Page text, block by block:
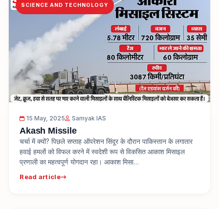
SCIENCE AND TECHNOLOGY
15 May, 2025 Samyak IAS
Akash Missile
चर्चा में क्यों? पिछले सप्ताह ऑपरेशन सिंदूर के दौरान पाकिस्तान के लगातार
हवाई हमलों को विफल करने में स्वदेशी रूप से विकसित आकाश मिसाइल
प्रणाली का महत्वपूर्ण योगदान रहा। आकाश मिसा…
Read article